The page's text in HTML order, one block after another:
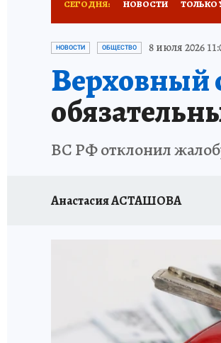
СЕГОДНЯ: НОВОСТИ ТОЛЬКО
ПРОИСШЕСТВИЯ
НОВОСТИ ОБЩЕСТВО 8 июля 2026
Верховный
ВС РФ отклонил
Анастасия АСТАШОВА